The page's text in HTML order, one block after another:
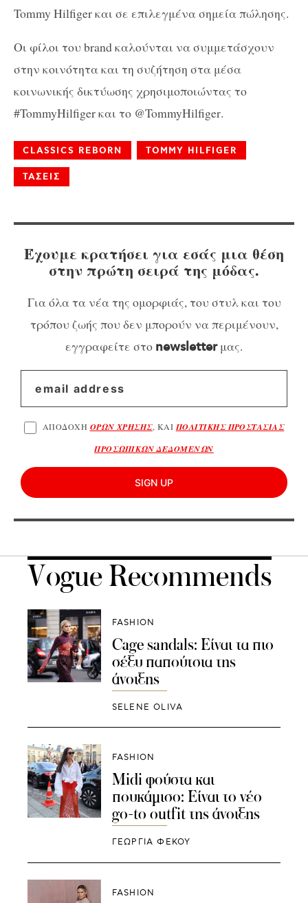
Tommy Hilfigerκαι σε επιλεγμένα σημεία πώλησης.
Οι φίλοι του brandκαλούνται να συμμετάσχουν
στην κοινότητα και τη συζήτηση στα μέσα
κοινωνικής δικτύωσης χρησιμοποιώντας το
#TommyHilfigerκαι το @TommyHilfiger.
CLASSICS REBORN TOMMY HILFIGER
ΤΑΣΕΙΣ
Έχουμε κρατήσει για εσάς μια θέση
στην πρώτη σειρά της μόδας.
Για όλα τα νέα της ομορφιάς, του στυλ και του
τρόπου ζωής που δεν μπορούν να περιμένουν,
εγγραφείτε στο newsletterμας.
ΑΠΟΔΟΧΗ ΟΡΩΝ ΧΡΗΣΗΣ, ΚΑΙ ΠΟΛΙΤΙΚΗΣ ΠΡΟΣΤΑΣΙΑΣ
ΠΡΟΣΩΠΙΚΩΝ ΔΕΔΟΜΕΝΩΝ
SIGN UP
Vogue Recommends
FASHION
Cage sandals: Είναι τα πιο
σέξυ παπούτσια της
άνοιξης
SELENE OLIVA
FASHION
Midi φούστα και
πουκάμισο: Είναι το νέο
go-to outfit της άνοιξης
ΓΕΩΡΓΙΑ ΦΕΚΟΥ
FASHION